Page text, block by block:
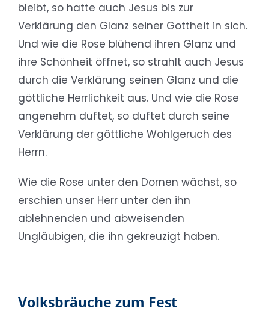
bleibt, so hatte auch Jesus bis zur
Verklärung den Glanz seiner Gottheit in sich.
Und wie die Rose blühend ihren Glanz und
ihre Schönheit öffnet, so strahlt auch Jesus
durch die Verklärung seinen Glanz und die
göttliche Herrlichkeit aus. Und wie die Rose
angenehm duftet, so duftet durch seine
Verklärung der göttliche Wohlgeruch des
Herrn.
Wie die Rose unter den Dornen wächst, so
erschien unser Herr unter den ihn
ablehnenden und abweisenden
Ungläubigen, die ihn gekreuzigt haben.
Volksbräuche zum Fest